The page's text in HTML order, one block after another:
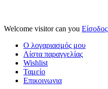
Welcome visitor can you Είσοδος
Ο λογαριασμός μου
Λίστα παραγγελίας
Wishlist
Ταμείο
Επικοινωνια